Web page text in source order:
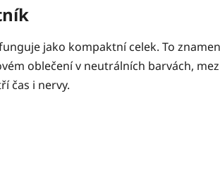
jako kompaktní celek. To
oblečení v neutrálních barvách,
čas i nervy.